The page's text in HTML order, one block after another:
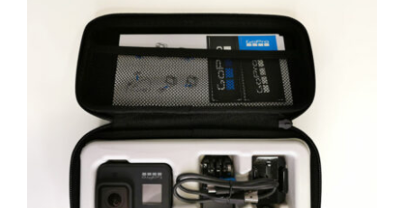
Action Cam GoPro Hero 8 – Kleine
Kamera für Actionaufnahmen